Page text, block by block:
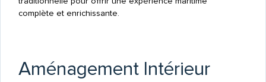
complète et enrichissante.
Aménagement Intérieur